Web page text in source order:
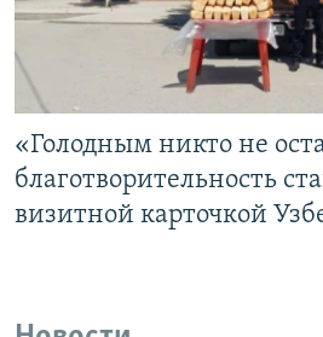
«Голодным никто не
благотворительность
визитной карточкой